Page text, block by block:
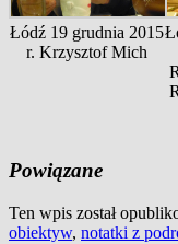
Łódź 19 grudnia 2015
r. Krzysztof Mich
Powiązane
Ten wpis został
obiektyw, notatki z